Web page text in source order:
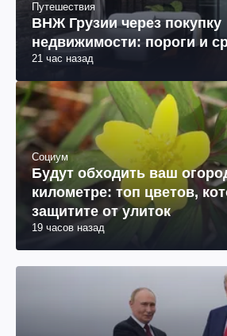
Путешествия
ВНЖ Грузии через покупку
недвижимости: пороги и
21 час назад
Социум
Будут обходить ваш
километре: топ цветов,
защитите от улиток
19 часов назад